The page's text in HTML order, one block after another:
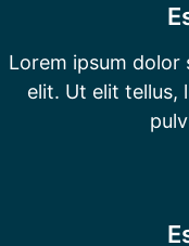
Lorem ipsum
elit. Ut elit tellus,